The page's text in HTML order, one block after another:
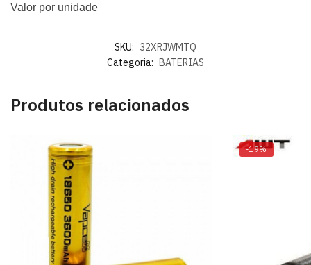
Valor por unidade
SKU: 32XRJWMTQ
Categoria:
BATERIAS
Produtos relacionados
-19%